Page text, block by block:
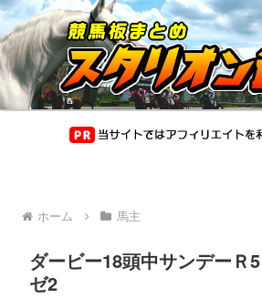
ホーム 馬主
ダービー18頭中サンデーＲ
ゼ2